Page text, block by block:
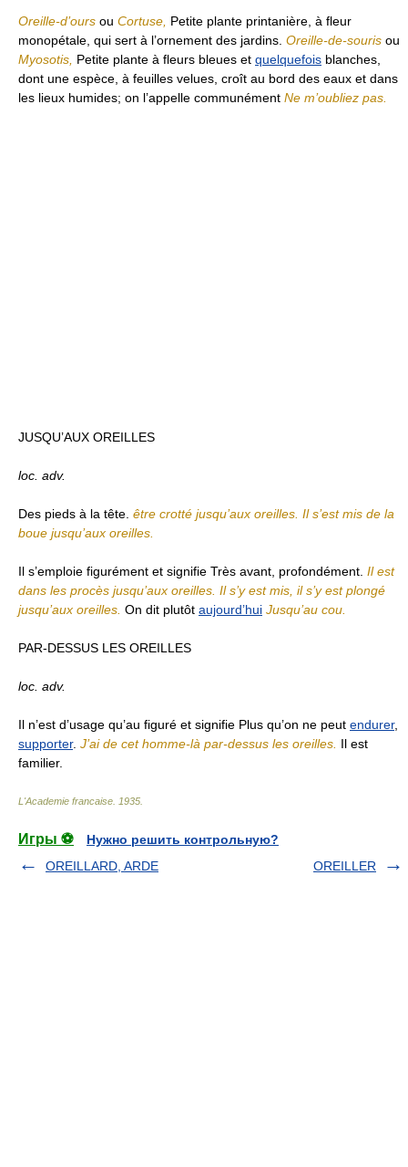
Oreille-d’ours ou Cortuse, Petite plante printanière, à fleur
monopétale, qui sert à l’ornement des jardins. Oreille-de-souris ou
Myosotis, Petite plante à fleurs bleues et quelquefois blanches,
dont une espèce, à feuilles velues, croît au bord des eaux et dans
les lieux humides; on l’appelle communément Ne m’oubliez pas.
JUSQU’AUX OREILLES
loc. adv.
Des pieds à la tête. être crotté jusqu’aux oreilles. Il s’est mis de la
boue jusqu’aux oreilles.
Il s’emploie figurément et signifie Très avant, profondément. Il est
dans les procès jusqu’aux oreilles. Il s’y est mis, il s’y est plongé
jusqu’aux oreilles. On dit plutôt aujourd’hui Jusqu’au cou.
PAR-DESSUS LES OREILLES
loc. adv.
Il n’est d’usage qu’au figuré et signifie Plus qu’on ne peut endurer,
supporter. J’ai de cet homme-là par-dessus les oreilles. Il est
familier.
L'Academie francaise 1935
Игры ⚽
Нужно решить контрольную?
OREILLARD, ARDE
OREILLER